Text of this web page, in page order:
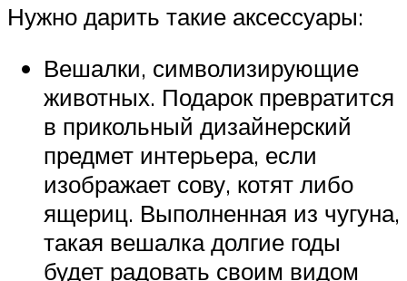
Нужно дарить такие аксессуары:
Вешалки, символизирующие
животных. Подарок превратится
в прикольный дизайнерский
предмет интерьера, если
изображает сову, котят либо
ящериц. Выполненная из чугуна,
такая вешалка долгие годы
будет радовать своим видом